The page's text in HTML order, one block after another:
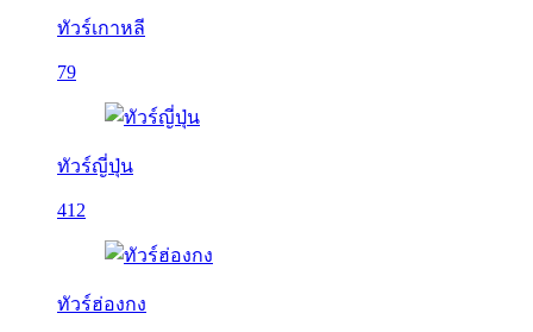
ทัวร์เกาหลี
79
ทัวร์ญี่ปุ่น
412
ทัวร์ฮ่องกง